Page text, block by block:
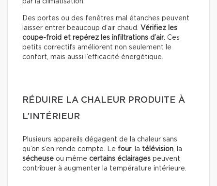
par la climatisation.
Des portes ou des fenêtres mal étanches peuvent
laisser entrer beaucoup d’air chaud. Vérifiez les
coupe-froid et repérez les infiltrations d’air. Ces
petits correctifs améliorent non seulement le
confort, mais aussi l’efficacité énergétique.
RÉDUIRE LA CHALEUR PRODUITE À
L’INTÉRIEUR
Plusieurs appareils dégagent de la chaleur sans
qu’on s’en rende compte. Le four, la télévision, la
sécheuse ou même certains éclairages peuvent
contribuer à augmenter la température intérieure.